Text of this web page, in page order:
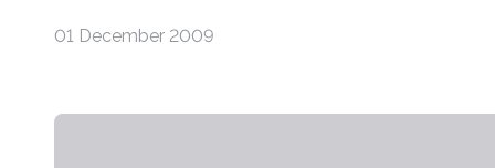
01 December 2009